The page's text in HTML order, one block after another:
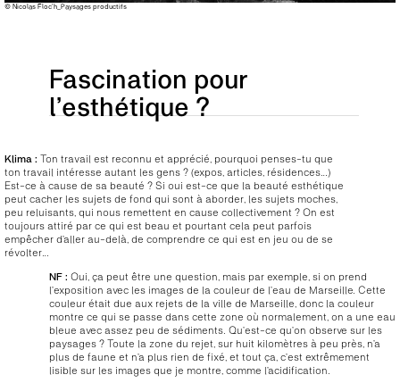
© Nicolas Floc’h_Paysages productifs
Fascination pour
l’esthétique ?
Klima : Ton travail est reconnu et apprécié, pourquoi penses-tu que
ton travail intéresse autant les gens ? (expos, articles, résidences…)
Est-ce à cause de sa beauté ? Si oui est-ce que la beauté esthétique
peut cacher les sujets de fond qui sont à aborder, les sujets moches,
peu reluisants, qui nous remettent en cause collectivement ? On est
toujours attiré par ce qui est beau et pourtant cela peut parfois
empêcher d’aller au-delà, de comprendre ce qui est en jeu ou de se
révolter…
NF : Oui, ça peut être une question, mais par exemple, si on prend
l’exposition avec les images de la couleur de l’eau de Marseille. Cette
couleur était due aux rejets de la ville de Marseille, donc la couleur
montre ce qui se passe dans cette zone où normalement, on a une eau
bleue avec assez peu de sédiments. Qu’est-ce qu’on observe sur les
paysages ? Toute la zone du rejet, sur huit kilomètres à peu près, n’a
plus de faune et n’a plus rien de fixé, et tout ça, c’est extrêmement
lisible sur les images que je montre, comme l’acidification.